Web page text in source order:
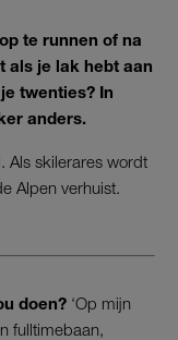
te runnen of na
als je lak hebt aan
twenties? In
anders.
Als skilerares wordt
Alpen verhuist.
doen? ‘Op mijn
fulltimebaan,